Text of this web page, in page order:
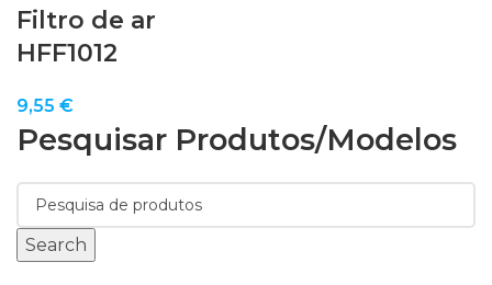
Pesquisar Produtos/modelos
Search
Filtro de ar
HFF1012
9,55 €